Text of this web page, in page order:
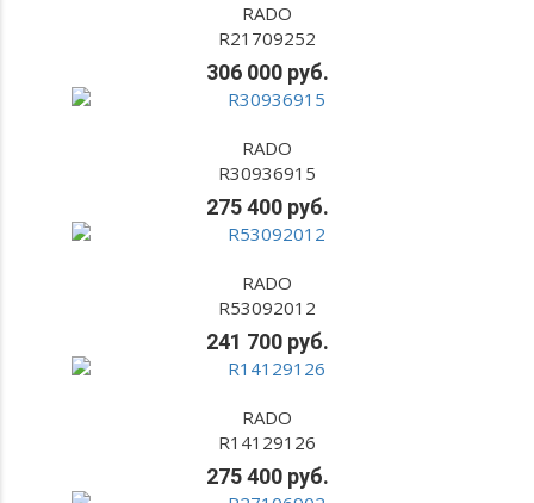
RADO
R21709252
306 000 руб.
RADO
R30936915
275 400 руб.
RADO
R53092012
241 700 руб.
RADO
R14129126
275 400 руб.